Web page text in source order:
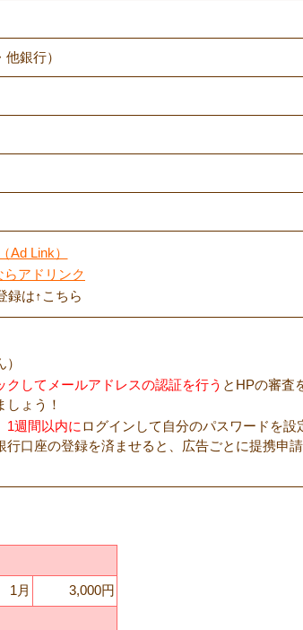
他銀行）
アドリンク
録は↑こちら
クしてメールアドレスの認証を行う とHPの審査
ょう！
1週間以内にログインして自分のパスワードを設
行口座の登録を済ませると、広告ごとに提携申
1月 3,000円